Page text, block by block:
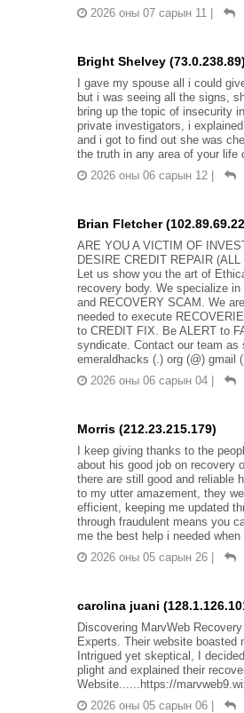
2026 оны 07 сарын 11
Bright Shelvey (73.0.238.89)
I gave my spouse all i could
but i was seeing all the signs,
bring up the topic of insecurity
private investigators, i
and i got to find out she was
the truth in any area of your life
2026 оны 06 сарын 12
Brian Fletcher
ARE YOU A VICTIM OF
DESIRE CREDIT REPAIR
Let us show you the art of
recovery body. We specialize
and RECOVERY SCAM. We
needed to execute
to CREDIT FIX. Be ALERT to
syndicate. Contact our team as
emeraldhacks (.) org (@) gmail
2026 оны 06 сарын 04
Morris (212.23.215.179)
I keep giving thanks to the
about his good job on recovery
there are still good and reliable
to my utter amazement, they
efficient, keeping me updated
through fraudulent means you
me the best help i needed
2026 оны 05 сарын 26
carolina juani
Discovering MarvWeb
Experts. Their website boasted
Intrigued yet skeptical, I
plight and explained their
Website......https://
2026 оны 05 сарын 06